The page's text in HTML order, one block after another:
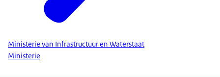
Ministerie van Infrastructuur en Waterstaat
Ministerie